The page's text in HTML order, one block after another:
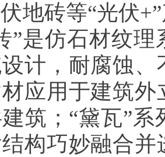
地砖等“光伏
”是仿石材纹
计，耐腐蚀
应用于建筑
筑；“黛瓦”
构巧妙融合